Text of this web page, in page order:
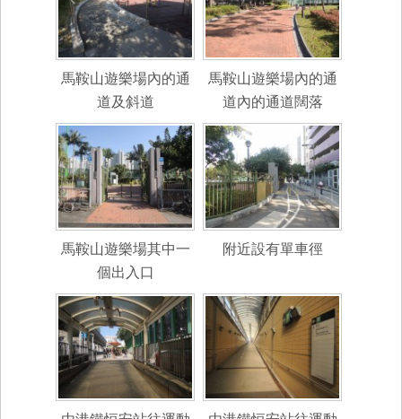
馬鞍山遊樂場內的通
道及斜道
馬鞍山遊樂場內的通
道內的通道闊落
馬鞍山遊樂場其中一
個出入口
附近設有單車徑